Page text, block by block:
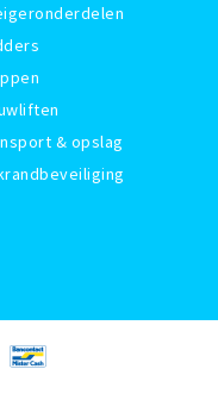
& opslag